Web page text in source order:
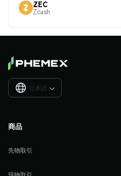
ZEC
Zcash
日本語 
商品
先物取引